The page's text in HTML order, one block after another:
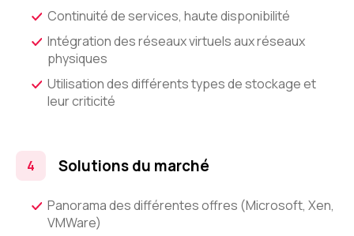
Continuité de services, haute disponibilité
Intégration des réseaux virtuels aux réseaux
physiques
Utilisation des différents types de stockage et
leur criticité
Solutions du marché
Panorama des différentes offres (Microsoft, Xen,
VMWare)